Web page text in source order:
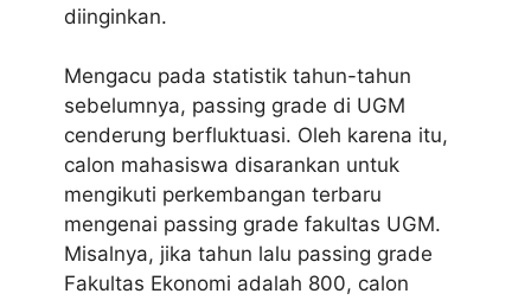
diinginkan.
Mengacu pada statistik tahun-tahun
sebelumnya, passing grade di UGM
cenderung berfluktuasi. Oleh karena itu,
calon mahasiswa disarankan untuk
mengikuti perkembangan terbaru
mengenai passing grade fakultas UGM.
Misalnya, jika tahun lalu passing grade
Fakultas Ekonomi adalah 800, calon